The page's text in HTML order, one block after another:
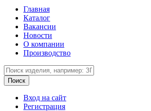
Главная
Каталог
Вакансии
Новости
О компании
Производство
Вход на сайт
Регистрация